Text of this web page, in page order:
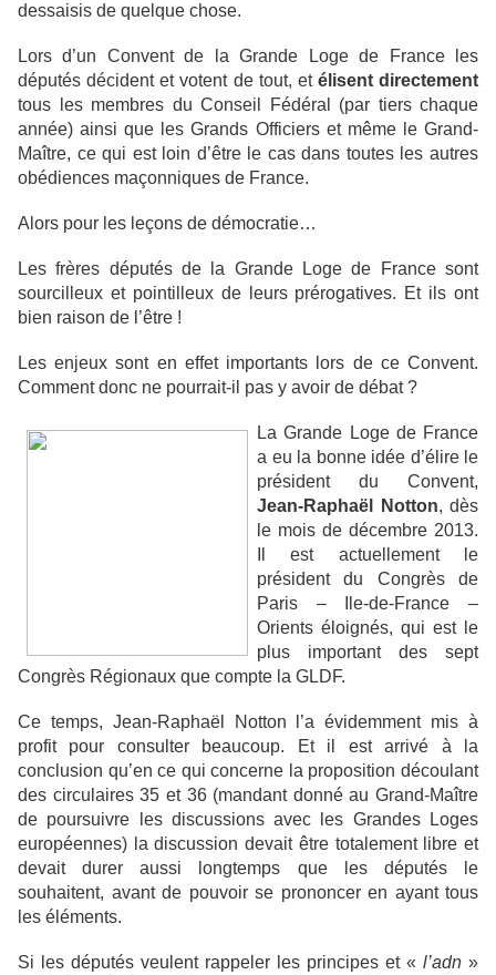
dessaisis de quelque chose.
Lors d’un Convent de la Grande Loge de France les
députés décident et votent de tout, et élisent directement
tous les membres du Conseil Fédéral (par tiers chaque
année) ainsi que les Grands Officiers et même le Grand-
Maître, ce qui est loin d’être le cas dans toutes les autres
obédiences maçonniques de France.
Alors pour les leçons de démocratie…
Les frères députés de la Grande Loge de France sont
sourcilleux et pointilleux de leurs prérogatives. Et ils ont
bien raison de l’être !
Les enjeux sont en effet importants lors de ce Convent.
Comment donc ne pourrait-il pas y avoir de débat ?
La Grande Loge de France
a eu la bonne idée d’élire le
président du Convent,
Jean-Raphaël Notton, dès
le mois de décembre 2013.
Il est actuellement le
président du Congrès de
Paris – Ile-de-France –
Orients éloignés, qui est le
plus important des sept
Congrès Régionaux que compte la GLDF.
Ce temps, Jean-Raphaël Notton l’a évidemment mis à
profit pour consulter beaucoup. Et il est arrivé à la
conclusion qu’en ce qui concerne la proposition découlant
des circulaires 35 et 36 (mandant donné au Grand-Maître
de poursuivre les discussions avec les Grandes Loges
européennes) la discussion devait être totalement libre et
devait durer aussi longtemps que les députés le
souhaitent, avant de pouvoir se prononcer en ayant tous
les éléments.
Si les députés veulent rappeler les principes et « l’adn »